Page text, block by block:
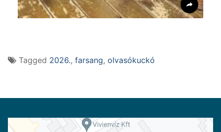
Tagged 2026., farsang, olvasókuckó